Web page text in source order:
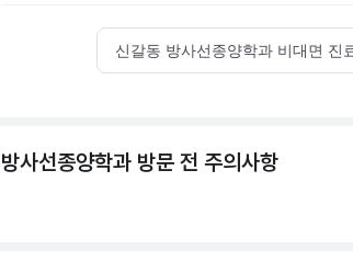
신갈동 방사선종양학과 비대면 진
방사선종양학과 방문 전 주의사항